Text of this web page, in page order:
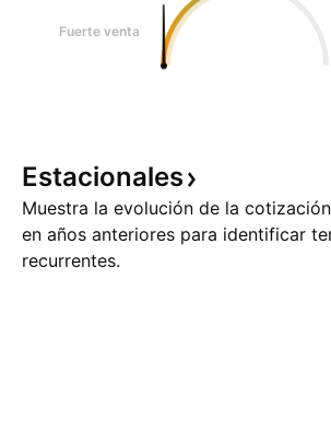
Fuerte venta
Estacionales
Muestra la evolución de la
en años anteriores para identificar
recurrentes.